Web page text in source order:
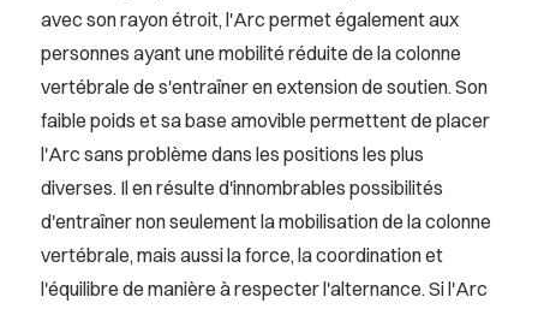
avec son rayon étroit, l'Arc permet également aux
personnes ayant une mobilité réduite de la colonne
vertébrale de s'entraîner en extension de soutien. Son
faible poids et sa base amovible permettent de placer
l'Arc sans problème dans les positions les plus
diverses. Il en résulte d'innombrables possibilités
d'entraîner non seulement la mobilisation de la colonne
vertébrale, mais aussi la force, la coordination et
l'équilibre de manière à respecter l'alternance. Si l'Arc